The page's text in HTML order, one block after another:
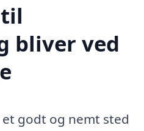
bliver ved
godt og nemt sted